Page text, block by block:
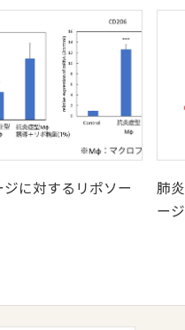
に対するリポソー
肺
ー